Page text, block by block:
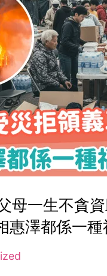
母一生不貪
惠澤都係一種